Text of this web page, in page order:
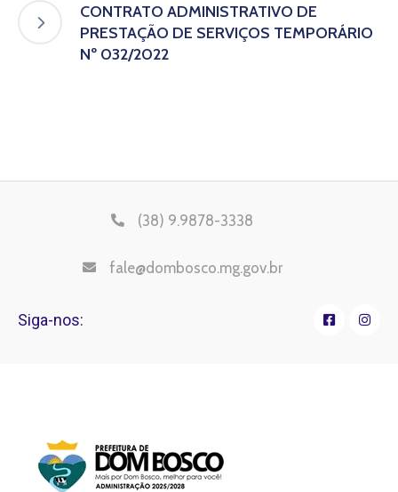
CONTRATO ADMINISTRATIVO DE
PRESTAÇÃO DE SERVIÇOS TEMPORÁRIO
Nº 032/2022
(38) 9.9878-3338
fale@dombosco.mg.gov.br
Siga-nos: